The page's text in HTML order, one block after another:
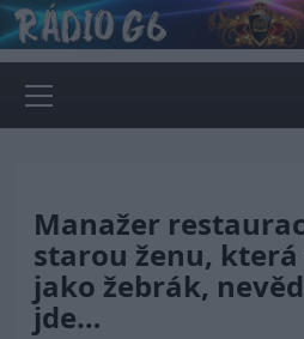
Skip
to
content
Menu
Manažer
starou ženu,
jako žebrák,
jde…